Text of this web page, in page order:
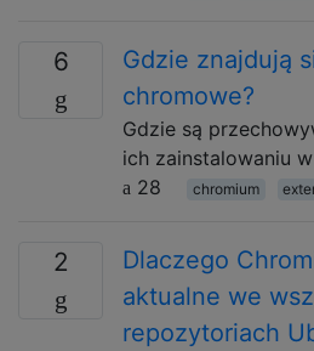
6
Gdzie znajdują
chromowe?
Gdzie są
ich zainstalowaniu
28
chromium
2
Dlaczego
aktualne we
repozytoriach